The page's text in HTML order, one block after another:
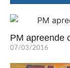
PM apreende
07/03/2016